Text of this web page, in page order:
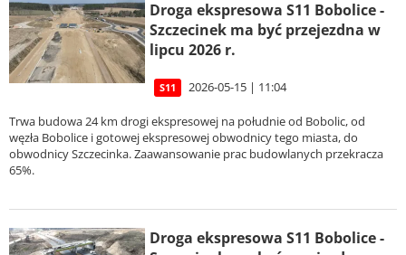
Droga ekspresowa S11 Bobolice -
Szczecinek ma być przejezdna w
lipcu 2026 r.
S11 2026-05-15 | 11:04
Trwa budowa 24 km drogi ekspresowej na południe od Bobolic, od
węzła Bobolice i gotowej ekspresowej obwodnicy tego miasta, do
obwodnicy Szczecinka. Zaawansowanie prac budowlanych przekracza
65%.
Droga ekspresowa S11 Bobolice -